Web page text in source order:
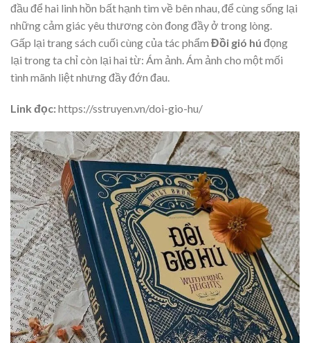
đầu để hai linh hồn bất hạnh tìm về bên nhau, để cùng sống lại
những cảm giác yêu thương còn đong đầy ở trong lòng.
Gấp lại trang sách cuối cùng của tác phẩm Đồi gió hú đọng
lại trong ta chỉ còn lại hai từ: Ám ảnh. Ám ảnh cho một mối
tình mãnh liệt nhưng đầy đớn đau.
Link đọc:https://sstruyen.vn/doi-gio-hu/